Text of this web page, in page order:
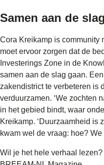
Samen aan de
Cora Kreikamp is community
moet ervoor zorgen dat de
Investerings Zone in de
samen aan de slag gaan.
zakendistrict te verbeteren is
verduurzamen. ‘We zochten
in het gebied bindt, waar
Kreikamp. ‘Duurzaamheid is
kwam wel de vraag: hoe?
Wil je het hele verhaal lezen?